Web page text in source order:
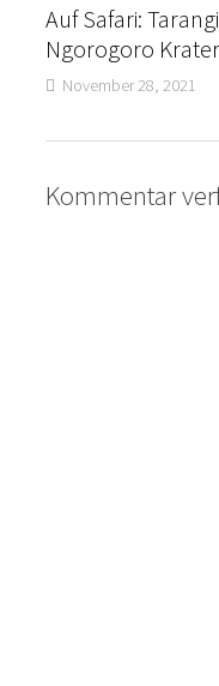
Auf Safari:
Ngorogoro Krater
November 28, 2021
Kommentar